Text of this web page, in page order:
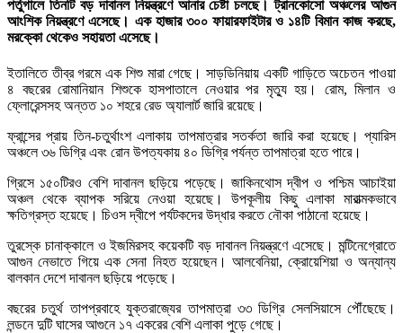
পর্তুগালে তিনটি বড় দাবানল নিয়ন্ত্রণে আনার চেষ্টা চলছে। ট্রানকোসো অঞ্চলের আগুন
আংশিক নিয়ন্ত্রণে এসেছে। এক হাজার ৩০০ ফায়ারফাইটার ও ১৪টি বিমান কাজ করছে,
মরক্কো থেকেও সহায়তা এসেছে।
ইতালিতে তীব্র গরমে এক শিশু মারা গেছে। সাড়ডিনিয়ায় একটি গাড়িতে অচেতন পাওয়া
৪ বছরের রোমানিয়ান শিশুকে হাসপাতালে নেওয়ার পর মৃত্যু হয়। রোম, মিলান ও
ফ্লোরেন্সসহ অন্তত ১০ শহরে রেড অ্যালার্ট জারি রয়েছে।
ফ্রান্সের প্রায় তিন-চতুর্থাংশ এলাকায় তাপমাত্রার সতর্কতা জারি করা হয়েছে। প্যারিস
অঞ্চলে ৩৬ ডিগ্রি এবং রোন উপত্যকায় ৪০ ডিগ্রি পর্যন্ত তাপমাত্রা হতে পারে।
গ্রিসে ১৫০টিরও বেশি দাবানল ছড়িয়ে পড়েছে। জাকিনথোস দ্বীপ ও পশ্চিম আচাইয়া
অঞ্চল থেকে ব্যাপক সরিয়ে নেওয়া হয়েছে। উপকূলীয় কিছু এলাকা মারাত্মকভাবে
ক্ষতিগ্রস্ত হয়েছে। চিওস দ্বীপে পর্যটকদের উদ্ধার করতে নৌকা পাঠানো হয়েছে।
তুরস্কে চানাক্কালে ও ইজমিরসহ কয়েকটি বড় দাবানল নিয়ন্ত্রণে এসেছে। মন্টিনেগ্রোতে
আগুন নেভাতে গিয়ে এক সেনা নিহত হয়েছেন। আলবেনিয়া, ক্রোয়েশিয়া ও অন্যান্য
বালকান দেশে দাবানল ছড়িয়ে পড়েছে।
বছরের চতুর্থ তাপপ্রবাহে যুক্তরাজ্যের তাপমাত্রা ৩৩ ডিগ্রি সেলসিয়াসে পৌঁছেছে।
লন্ডনে দুটি ঘাসের আগুনে ১৭ একরের বেশি এলাকা পুড়ে গেছে।